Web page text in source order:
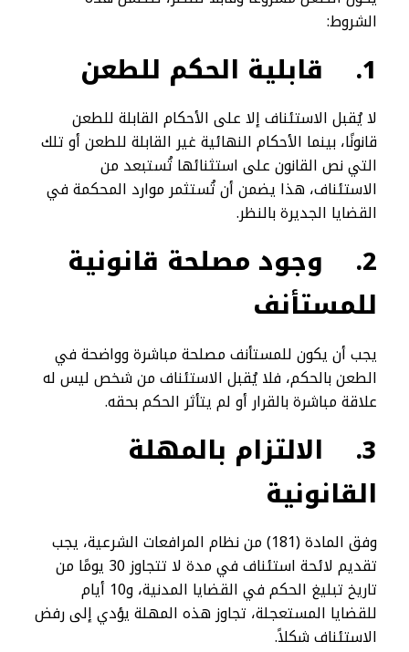
الشروط:
1. قابلية الحكم للطعن
لا يُقبل الاستئناف إلا على الأحكام القابلة للطعن
قانونًا، بينما الأحكام النهائية غير القابلة للطعن أو تلك
التي نص القانون على استثنائها تُستبعد من
الاستئناف، هذا يضمن أن تُستثمر موارد المحكمة في
القضايا الجديرة بالنظر.
2.
وجود مصلحة قانونية
للمستأنف
يجب أن يكون للمستأنف مصلحة مباشرة وواضحة في
الطعن بالحكم، فلا يُقبل الاستئناف من شخص ليس له
علاقة مباشرة بالقرار أو لم يتأثر الحكم بحقه.
3.
الالتزام بالمهلة
القانونية
وفق المادة (181) من نظام المرافعات الشرعية، يجب
تقديم لائحة استئناف في مدة لا تتجاوز 30 يومًا من
تاريخ تبليغ الحكم في القضايا المدنية، و10 أيام
للقضايا المستعجلة، تجاوز هذه المهلة يؤدي إلى رفض
الاستئناف شكلاً.